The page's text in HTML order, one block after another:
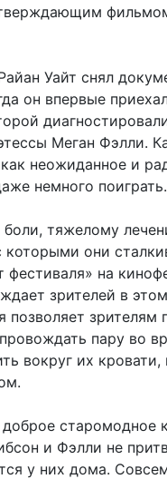
Уайт снял
он впервые
Меган Фэлли.
неожиданное и
немного поиграть.
тяжелому
они
на
зрителей в этом
позволяет зрителям
пару во
вокруг их кровати,
старомодное
и Фэлли не
у них дома.